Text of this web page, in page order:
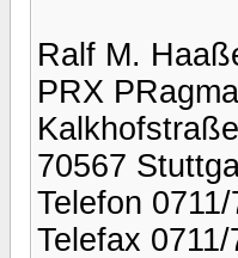
Ralf M.
PRX
70567
Telefon
Telefax